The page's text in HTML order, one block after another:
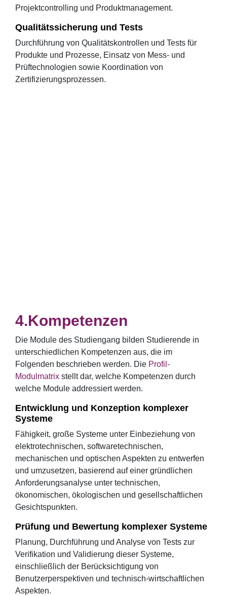
Projektcontrolling und Produktmanagement.
Qualitätssicherung und Tests
Durchführung von Qualitätskontrollen und Tests für
Produkte und Prozesse, Einsatz von Mess- und
Prüftechnologien sowie Koordination von
Zertifizierungsprozessen.
Kompetenzen
Die Module des Studiengang bilden Studierende in
unterschiedlichen Kompetenzen aus, die im
Folgenden beschrieben werden. Die Profil-
Modulmatrix stellt dar, welche Kompetenzen durch
welche Module addressiert werden.
Entwicklung und Konzeption komplexer
Systeme
Fähigkeit, große Systeme unter Einbeziehung von
elektrotechnischen, softwaretechnischen,
mechanischen und optischen Aspekten zu entwerfen
und umzusetzen, basierend auf einer gründlichen
Anforderungsanalyse unter technischen,
ökonomischen, ökologischen und gesellschaftlichen
Gesichtspunkten.
Prüfung und Bewertung komplexer Systeme
Planung, Durchführung und Analyse von Tests zur
Verifikation und Validierung dieser Systeme,
einschließlich der Berücksichtigung von
Benutzerperspektiven und technisch-wirtschaftlichen
Aspekten.